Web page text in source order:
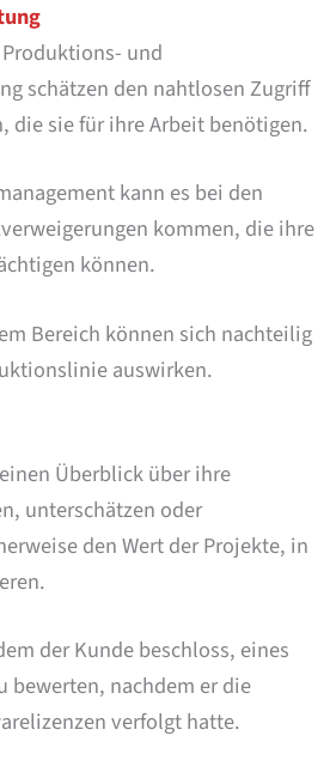
und
schätzen den nahtlosen Zugriff
die sie für ihre Arbeit benötigen.
kann es bei den
kommen, die ihre
können.
Bereich können sich nachteilig
auswirken.
Überblick über ihre
unterschätzen oder
den Wert der Projekte, in
der Kunde beschloss, eines
bewerten, nachdem er die
verfolgt hatte.